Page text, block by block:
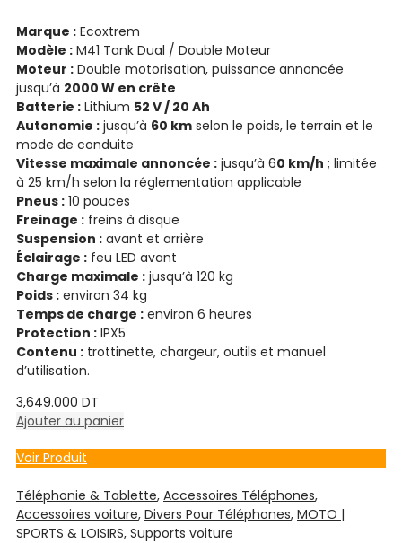
Marque : Ecoxtrem
Modèle : M41 Tank Dual / Double Moteur
Moteur : Double motorisation, puissance annoncée
jusqu’à 2000 W en crête
Batterie : Lithium 52 V / 20 Ah
Autonomie : jusqu’à 60 km selon le poids, le terrain et le
mode de conduite
Vitesse maximale annoncée : jusqu’à 60 km/h ; limitée
à 25 km/h selon la réglementation applicable
Pneus : 10 pouces
Freinage : freins à disque
Suspension : avant et arrière
Éclairage : feu LED avant
Charge maximale : jusqu’à 120 kg
Poids : environ 34 kg
Temps de charge : environ 6 heures
Protection : IPX5
Contenu : trottinette, chargeur, outils et manuel
d’utilisation.
3,649.000 DT
Ajouter au panier
Voir Produit
Téléphonie & Tablette, Accessoires Téléphones,
Accessoires voiture, Divers Pour Téléphones, MOTO |
SPORTS & LOISIRS, Supports voiture